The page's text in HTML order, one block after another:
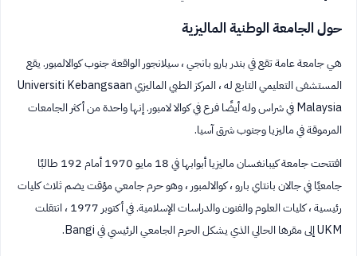
حول الجامعة الوطنية الماليزية
هي جامعة عامة تقع في بندر بارو بانجي ، سيلانجور الواقعة جنوب كوالالمبور. يقع
المستشفى التعليمي التابع له ، المركز الطبي الماليزي Universiti Kebangsaan
Malaysia في شراس وله أيضًا فرع في كوالا لامبور. إنها واحدة من أكثر الجامعات
المرموقة في ماليزيا وجنوب شرق آسيا.
افتتحت جامعة كيبانغسان ماليزيا أبوابها في 18 مايو 1970 أمام 192 طالبًا
جامعيًا في جالان بانتاي بارو ، كوالالمبور ، وهو حرم جامعي مؤقت يضم ثلاث كليات
رئيسية ، كليات العلوم والفنون والدراسات الإسلامية. في أكتوبر 1977 ، انتقلت
UKM إلى مقرها الحالي الذي يشكل الحرم الجامعي الرئيسي في Bangi.